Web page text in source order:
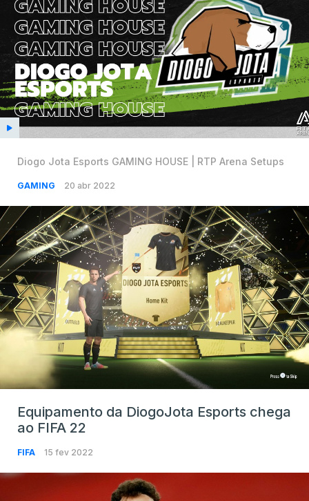
Diogo Jota Esports GAMING HOUSE | RTP Arena Setups
GAMING 20 abr 2022
Equipamento da DiogoJota Esports chega
ao FIFA 22
FIFA 15 fev 2022